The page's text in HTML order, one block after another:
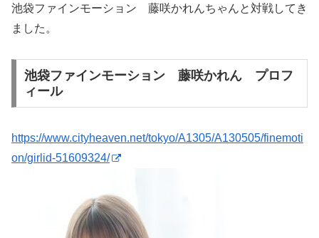
池袋ファインモーション 藤咲かれんちゃんと対戦してき
ました。
池袋ファインモーション 藤咲かれん プロフ
ィール
https://www.cityheaven.net/tokyo/A1305/A130505/finemoti
on/girlid-51609324/